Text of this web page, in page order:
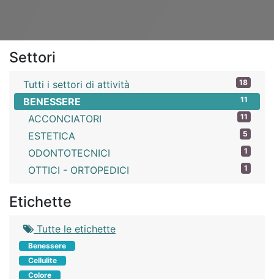
Settori
18
Tutti i settori di attività
11
BENESSERE
11
ACCONCIATORI
5
ESTETICA
1
ODONTOTECNICI
1
OTTICI - ORTOPEDICI
Etichette
Tutte le etichette
Benessere
Cellulite
Colore